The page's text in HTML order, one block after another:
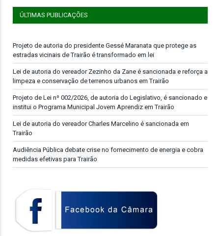
ÚLTIMAS PUBLICAÇÕES
Projeto de autoria do presidente Gessé Maranata que protege as
estradas vicinais de Trairão é transformado em lei
Lei de autoria do vereador Zezinho da Zane é sancionada e reforça a
limpeza e conservação de terrenos urbanos em Trairão
Projeto de Lei nº 002/2026, de autoria do Legislativo, é sancionado e
institui o Programa Municipal Jovem Aprendiz em Trairão
Lei de autoria do vereador Charles Marcelino é sancionada em
Trairão
Audiência Pública debate crise no fornecimento de energia e cobra
medidas efetivas para Trairão